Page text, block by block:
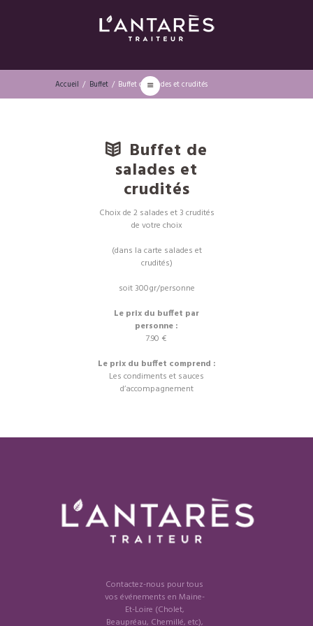
Accueil Buffet Buffet de salades et crudités
Buffet de
salades et
crudités
Choix de 2 salades et 3 crudités
de votre choix
(dans la carte salades et
crudités)
soit 300gr/personne
Le prix du buffet par
personne :
7.90 €
Le prix du buffet comprend :
Les condiments et sauces
d’accompagnement
Contactez-nous pour tous
vos événements en Maine-
Et-Loire (Cholet,
Beaupréau, Chemillé, etc),